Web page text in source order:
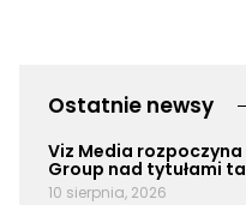
Ostatnie newsy
Viz Media
Group nad tytułami
10 sierpnia, 2026